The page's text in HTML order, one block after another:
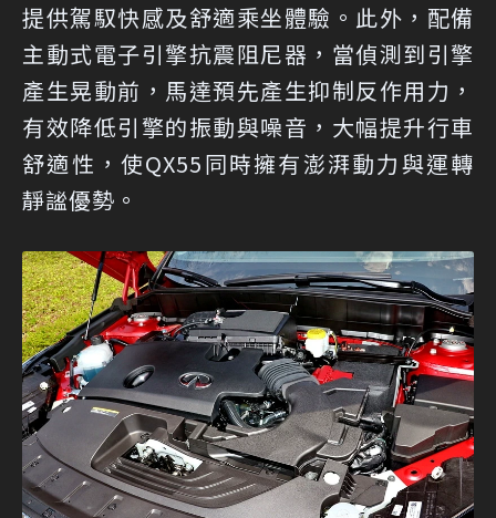
提供駕馭快感及舒適乘坐體驗。此外，配備
主動式電子引擎抗震阻尼器，當偵測到引擎
產生晃動前，馬達預先產生抑制反作用力，
有效降低引擎的振動與噪音，大幅提升行車
舒適性，使QX55同時擁有澎湃動力與運轉
靜謐優勢。